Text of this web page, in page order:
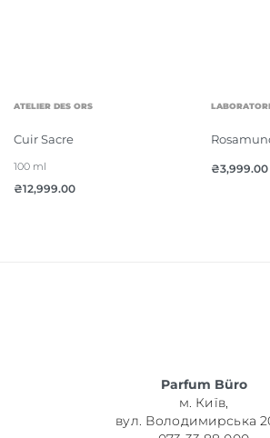
ATELIER DES ORS
Cuir Sacre
100 ml
₴12,999.00
₴3,999.00
Parfum Büro
м. Київ,
вул. Володимирська